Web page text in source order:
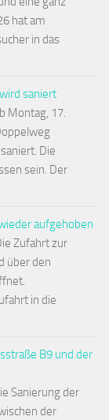
hat am
in das
saniert
Montag, 17.
Die
sein. Der
aufgehoben
Zufahrt zur
über den
in die
B9 und der
Sanierung der
der